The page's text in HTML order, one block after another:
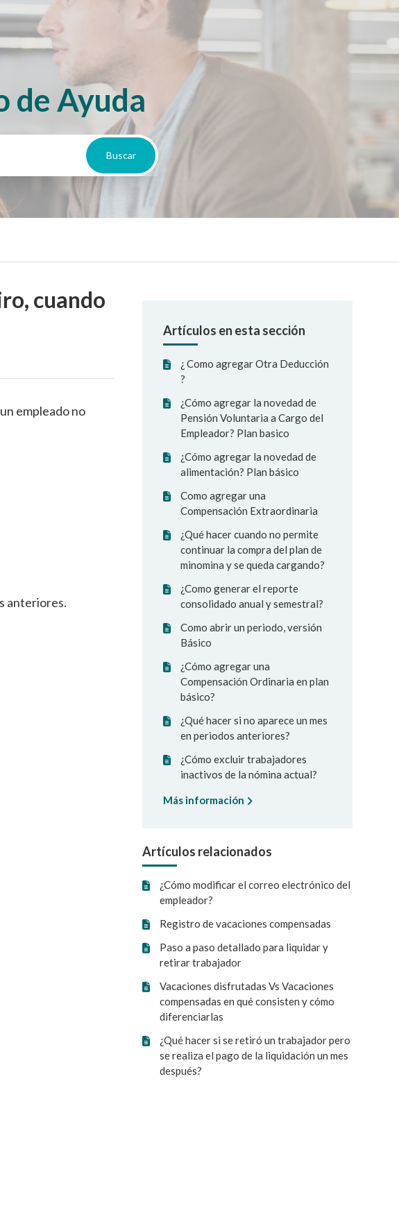
de Ayuda
Artículos en esta sección
¿ Como agregar Otra Deducción
?
¿Cómo agregar la novedad de
Pensión Voluntaria a Cargo del
Empleador? Plan basico
¿Cómo agregar la novedad de
alimentación? Plan básico
Como agregar una
Compensación Extraordinaria
¿Qué hacer cuando no permite
continuar la compra del plan de
minomina y se queda cargando?
¿Como generar el reporte
consolidado anual y semestral?
Como abrir un periodo, versión
Básico
¿Cómo agregar una
Compensación Ordinaria en plan
básico?
¿Qué hacer si no aparece un mes
en periodos anteriores?
¿Cómo excluir trabajadores
inactivos de la nómina actual?
Más información
Artículos relacionados
¿Cómo modificar el correo electrónico del
empleador?
Registro de vacaciones compensadas
Paso a paso detallado para liquidar y
retirar trabajador
Vacaciones disfrutadas Vs Vacaciones
compensadas en qué consisten y cómo
diferenciarlas
¿Qué hacer si se retiró un trabajador pero
se realiza el pago de la liquidación un mes
después?
cuando
empleado no
anteriores.